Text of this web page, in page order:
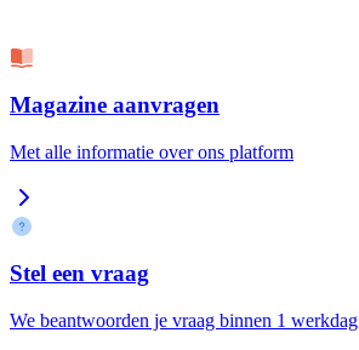
Magazine aanvragen
Met alle informatie over ons platform
Stel een vraag
We beantwoorden je vraag binnen 1 werkdag